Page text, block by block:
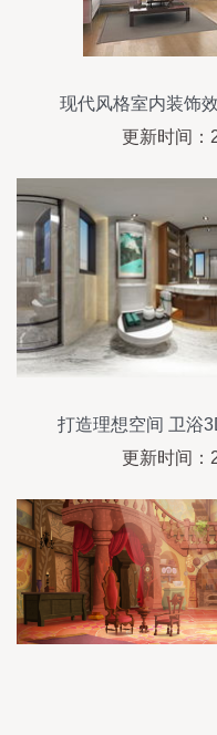
现代风格室内装饰
更新时间：
打造理想空间 卫浴
更新时间：